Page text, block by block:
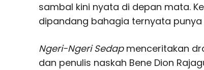
sambal kini nyata di depan mata.
dipandang bahagia ternyata punya
Ngeri-Ngeri Sedapmenceritakan
dan penulis naskah Bene Dion